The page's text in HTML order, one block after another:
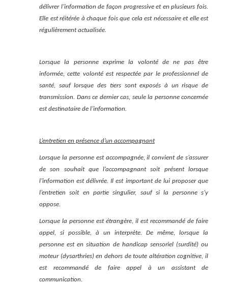
délivrer l’information de façon progressive et en plusieurs fois.
Elle est réitérée à chaque fois que cela est nécessaire et elle est
régulièrement actualisée.
Lorsque la personne exprime la volonté de ne pas être
informée, cette volonté est respectée par le professionnel de
santé, sauf lorsque des tiers sont exposés à un risque de
transmission. Dans ce dernier cas, seule la personne concernée
est destinataire de l’information.
L’entretien en présence d’un accompagnant
Lorsque la personne est accompagnée, il convient de s’assurer
de son souhait que l’accompagnant soit présent lorsque
l’information est délivrée. Il est important de lui proposer que
l’entretien soit en partie singulier, sauf si la personne s’y
oppose.
Lorsque la personne est étrangère, il est recommandé de faire
appel, si possible, à un interprète. De même, lorsque la
personne est en situation de handicap sensoriel (surdité) ou
moteur (dysarthries) en dehors de toute altération cognitive, il
est recommandé de faire appel à un assistant de
communication.